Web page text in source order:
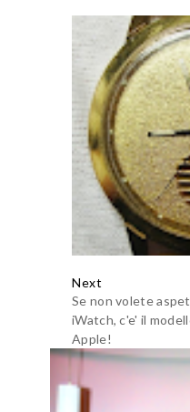
Next
Se non volete
iWatch, c'e' il
Apple!